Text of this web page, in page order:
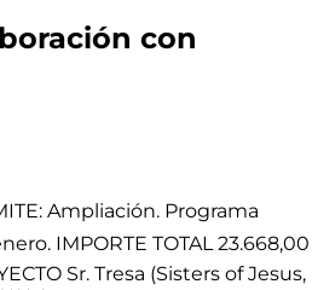
con
Ampliación. Programa
IMPORTE TOTAL 23.668,00
Sr. Tresa (Sisters of Jesus,